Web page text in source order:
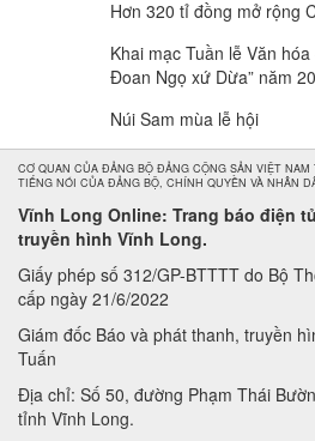
Hơn 320 tỉ đồng mở rộng
Khai mạc Tuần lễ Văn
Đoan Ngọ xứ Dừa” năm
Núi Sam mùa lễ hội
CƠ QUAN CỦA ĐẢNG BỘ ĐẢNG CỘNG SẢN VIỆT NAM
TIẾNG NÓI CỦA ĐẢNG BỘ, CHÍNH QUYỀN VÀ NHÂN
Vĩnh Long Online: Trang báo điện
truyền hình Vĩnh Long.
Giấy phép số 312/GP-BTTTT do Bộ
cấp ngày 21/6/2022
Giám đốc Báo và phát thanh, truyền
Tuấn
Địa chỉ: Số 50, đường Phạm Thái
tỉnh Vĩnh Long.